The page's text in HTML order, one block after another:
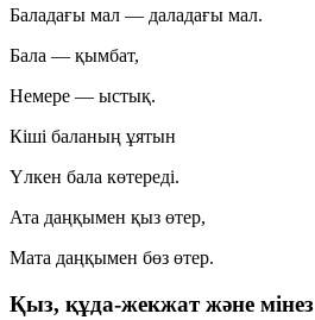
Баладағы мал — даладағы мал.
Бала — қымбат,
Немере — ыстық.
Кіші баланың ұятын
Үлкен бала көтереді.
Ата даңқымен қыз өтер,
Мата даңқымен бөз өтер.
Қыз, құда-жекжат және мінез